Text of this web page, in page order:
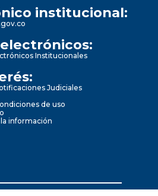
institucional:
Institucionales
Judiciales
de uso
información